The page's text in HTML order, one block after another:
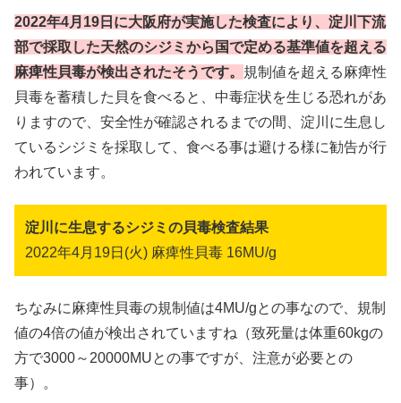
2022年4月19日に大阪府が実施した検査により、淀川下流
部で採取した天然のシジミから国で定める基準値を超える
麻痺性貝毒が検出されたそうです。 規制値を超える麻痺性
貝毒を蓄積した貝を食べると、中毒症状を生じる恐れがあ
りますので、安全性が確認されるまでの間、淀川に生息し
ているシジミを採取して、食べる事は避ける様に勧告が行
われています。
淀川に生息するシジミの貝毒検査結果
2022年4月19日(火) 麻痺性貝毒 16MU/g
ちなみに麻痺性貝毒の規制値は4MU/gとの事なので、規制
値の4倍の値が検出されていますね（致死量は体重60kgの
方で3000～20000MUとの事ですが、注意が必要との
事）。